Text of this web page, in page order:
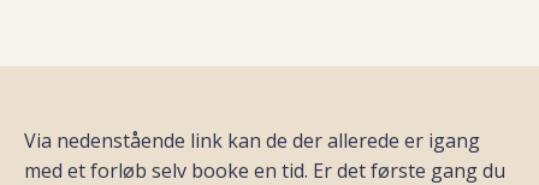
Via nedenstående link kan de der allerede er igang
med et forløb selv booke en tid. Er det første gang du